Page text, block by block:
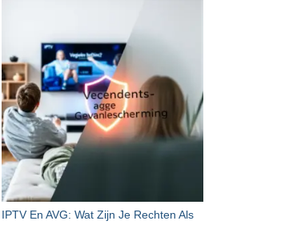
IPTV En AVG: Wat Zijn Je Rechten Als